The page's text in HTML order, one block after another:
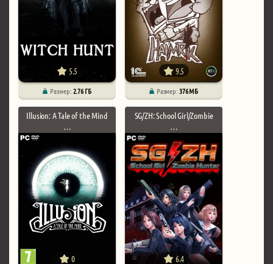
5.5
Размер:2.76 ГБ
9.5
Размер:376 МБ
Illusion: A Tale of the Mind
…
0
SG/ZH: School Girl/Zombie
…
6.4